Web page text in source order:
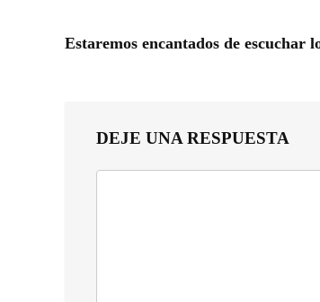
Estaremos encantados de escuchar
DEJE UNA RESPUESTA